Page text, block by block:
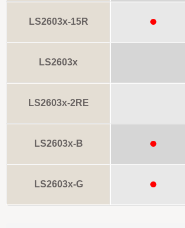
LS2603x-15R ●
LS2603x
LS2603x-2RE
LS2603x-B ●
LS2603x-G ●